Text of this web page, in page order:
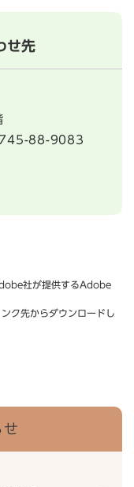
せ先
88-9083
社が提供するAdobe
ク先からダウンロードし